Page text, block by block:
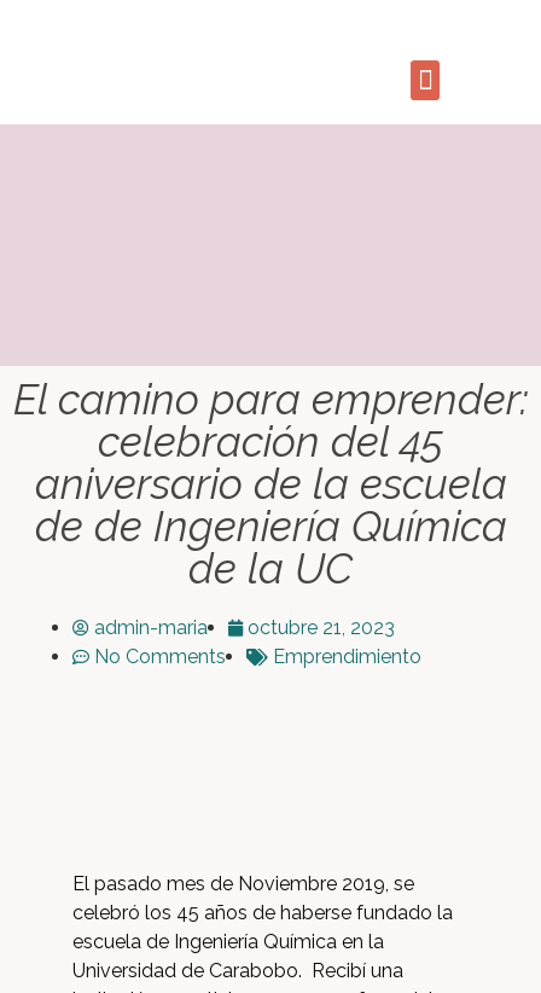
El camino para emprender:
celebración del 45
aniversario de la escuela
de de Ingeniería Química
de la UC
admin-maria
octubre 21, 2023
No Comments
Emprendimiento
El pasado mes de Noviembre 2019, se
celebró los 45 años de haberse fundado la
escuela de Ingeniería Química en la
Universidad de Carabobo. Recibí una